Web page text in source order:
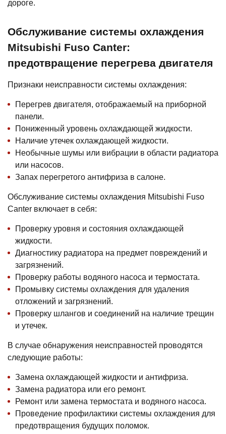
дороге.
Обслуживание системы охлаждения
Mitsubishi Fuso Canter:
предотвращение перегрева двигателя
Признаки неисправности системы охлаждения:
Перегрев двигателя, отображаемый на приборной
панели.
Пониженный уровень охлаждающей жидкости.
Наличие утечек охлаждающей жидкости.
Необычные шумы или вибрации в области радиатора
или насосов.
Запах перегретого антифриза в салоне.
Обслуживание системы охлаждения Mitsubishi Fuso
Canter включает в себя:
Проверку уровня и состояния охлаждающей
жидкости.
Диагностику радиатора на предмет повреждений и
загрязнений.
Проверку работы водяного насоса и термостата.
Промывку системы охлаждения для удаления
отложений и загрязнений.
Проверку шлангов и соединений на наличие трещин
и утечек.
В случае обнаружения неисправностей проводятся
следующие работы:
Замена охлаждающей жидкости и антифриза.
Замена радиатора или его ремонт.
Ремонт или замена термостата и водяного насоса.
Проведение профилактики системы охлаждения для
предотвращения будущих поломок.